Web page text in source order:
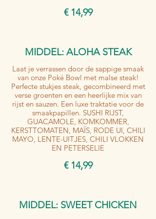
€ 14,99
MIDDEL: ALOHA STEAK
Laat je verrassen door de sappige smaak
van onze Poké Bowl met malse steak!
Perfecte stukjes steak, gecombineerd met
verse groenten en een heerlijke mix van
rijst en sauzen. Een luxe traktatie voor de
smaakpapillen. SUSHI RIJST,
GUACAMOLE, KOMKOMMER,
KERSTTOMATEN, MAÏS, RODE UI, CHILI
MAYO, LENTE-UITJES, CHILI VLOKKEN
EN PETERSELIE
€ 14,99
MIDDEL: SWEET CHICKEN